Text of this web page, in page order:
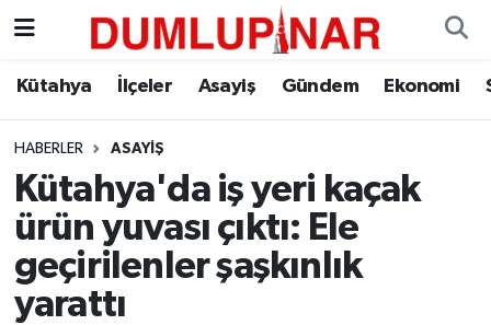
Kütahya İlçeler Asayiş Gündem Ekonomi
HABERLER ASAYIŞ
Kütahya'da iş yeri kaçak
ürün yuvası çıktı: Ele
geçirilenler şaşkınlık
yarattı
Asayiş
Diğer
Dünya
Eğitim
Ekonomi
Kütahya Hava Durumu
Kütahya Trafik Yoğunluk Haritası
Süper Lig Puan Durumu ve Fikstür
Tüm Manşetler
Son Dakika Haberleri